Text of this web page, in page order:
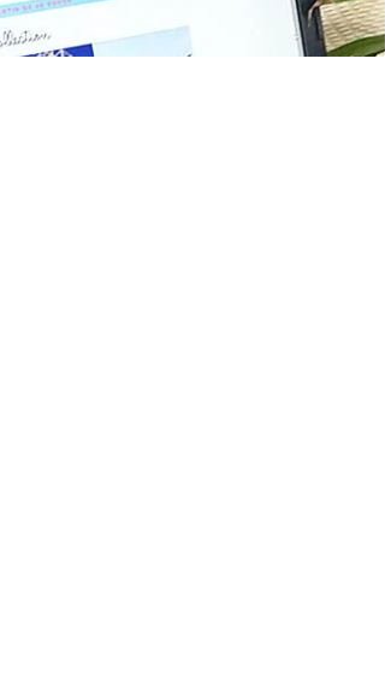
Une collection 100% française et 100% chouette !!